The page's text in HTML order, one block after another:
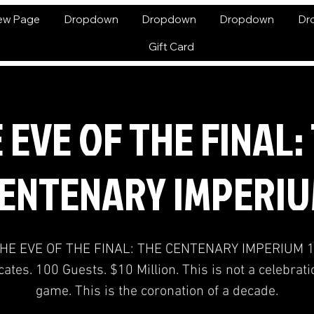
Page Dropdown Dropdown Dropdown
Gift Card
OF THE
EVE OF THE FINAL: THE CENTENARY IMPERIUM
100 Guests. $10 Million. This is not a
game. This is the coronation of a decade.